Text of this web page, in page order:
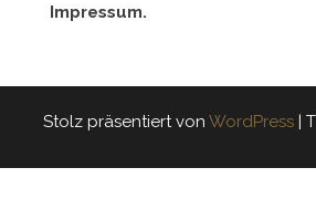
Impressum.
Stolz präsentiert von WordPress |